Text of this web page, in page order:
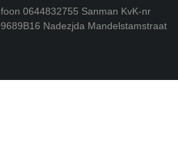
0644832755 Sanman KvK-nr
Nadezjda Mandelstamstraat